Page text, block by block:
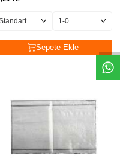
Sepete Ekle